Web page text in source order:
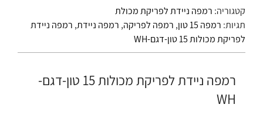
קטגוריה: רמפה ניידת לפריקת מכולת
תגיות: רמפה 15 טון , רמפה לפריקה, רמפה ניידת, רמפה ניידת
לפריקת מכולות 15 טון-דגם-WH
רמפה ניידת לפריקת מכולות 15 טון-דגם-
WH